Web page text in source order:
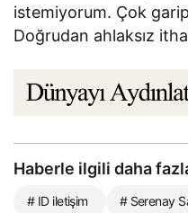
istemiyorum. Çok
Doğrudan ahlaksız
Haberle ilgili daha
# ID iletişim # Serenay